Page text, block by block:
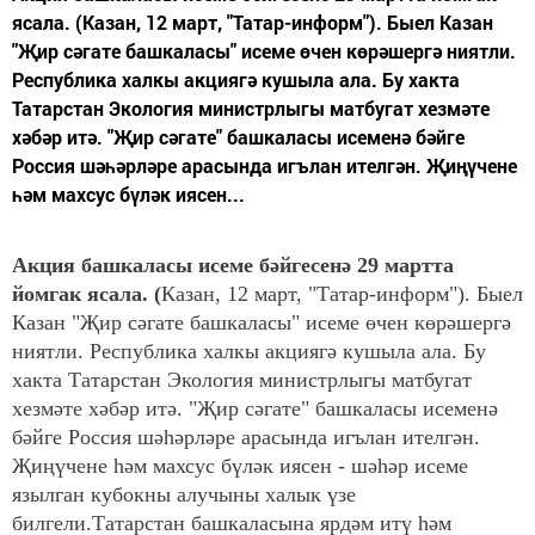
ясала. (Казан, 12 март, "Татар-информ"). Быел Казан
"Җир сәгате башкаласы" исеме өчен көрәшергә ниятли.
Республика халкы акциягә кушыла ала. Бу хакта
Татарстан Экология министрлыгы матбугат хезмәте
хәбәр итә. "Җир сәгате" башкаласы исеменә бәйге
Россия шәһәрләре арасында игълан ителгән. Җиңүчене
һәм махсус бүләк иясен...
Акция башкаласы исеме бәйгесенә 29 мартта
йомгак ясала. (Казан, 12 март, "Татар-информ"). Быел
Казан "Җир сәгате башкаласы" исеме өчен көрәшергә
ниятли. Республика халкы акциягә кушыла ала. Бу
хакта Татарстан Экология министрлыгы матбугат
хезмәте хәбәр итә. "Җир сәгате" башкаласы исеменә
бәйге Россия шәһәрләре арасында игълан ителгән.
Җиңүчене һәм махсус бүләк иясен - шәһәр исеме
язылган кубокны алучыны халык үзе
билгели.Татарстан башкаласына ярдәм итү һәм